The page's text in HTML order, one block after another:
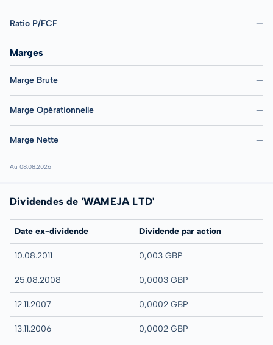
Ratio P/FCF —
Marges
Marge Brute —
Marge Opérationnelle —
Marge Nette —
Au 08.08.2026
Dividendes de 'WAMEJA LTD'
Date ex-dividende Dividende par action
10.08.2011 0,003 GBP
25.08.2008 0,0003 GBP
12.11.2007 0,0002 GBP
13.11.2006 0,0002 GBP